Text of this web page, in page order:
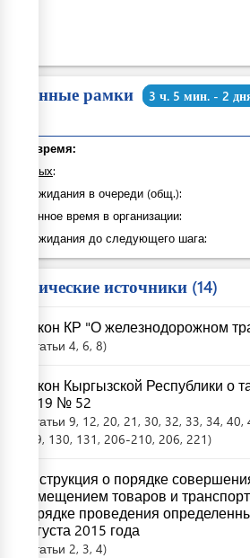
Временные рамки 3 ч. 5 мин. - 2
Общее время:
из которых:
Время ожидания в очереди (общ.):
Затраченное время в организации:
Время ожидания до следующего шага:
Юридические источники 14
Закон КР "О железнодорожном
Статьи 4, 6, 8
Закон Кыргызской Республики о
2019 № 52
Статьи 9, 12, 20, 21, 30, 32, 33, 34, 40,
129, 130, 131, 206-210, 206, 221
Инструкция о порядке
помещением товаров и
порядке проведения
августа 2015 года
Статьи 2, 3, 4